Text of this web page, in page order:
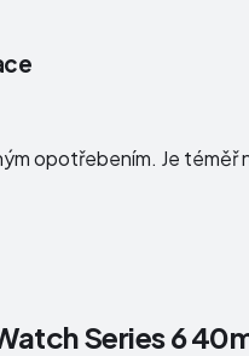
opotřebením. Je
Series 6